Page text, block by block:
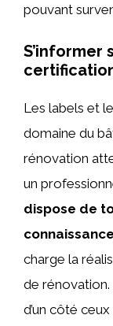
pouvant
S’informer
Les labels et
domaine du
rénovation
un
dispose de
charge la
de rénovation.
d’un côté